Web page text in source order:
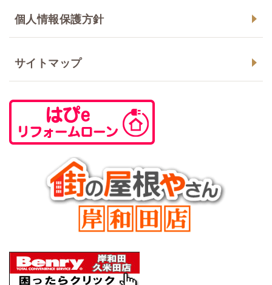
個人情報保護方針
サイトマップ